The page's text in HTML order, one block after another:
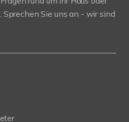
Sprechen Sie uns an - wir sind